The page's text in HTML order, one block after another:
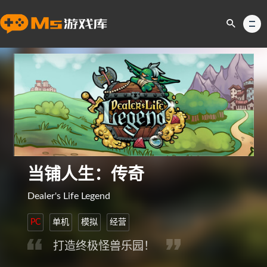
当铺人生：传奇
Dealer's Life Legend
PC 单机 模拟 经营
打造终极怪兽乐园！